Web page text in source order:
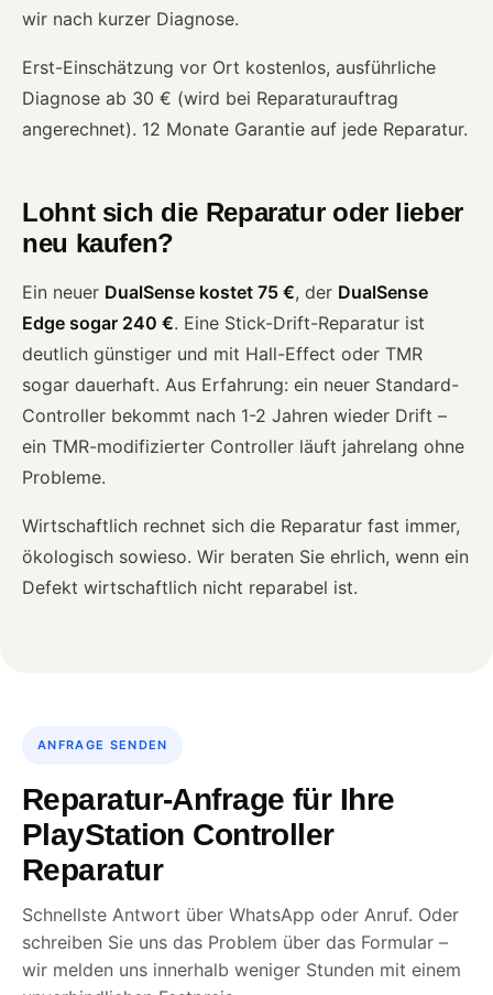
wir nach kurzer Diagnose.
Erst-Einschätzung vor Ort kostenlos, ausführliche
Diagnose ab 30 € (wird bei Reparaturauftrag
angerechnet). 12 Monate Garantie auf jede Reparatur.
Lohnt sich die Reparatur oder lieber
neu kaufen?
Ein neuer DualSense kostet 75 €, der DualSense
Edge sogar 240 €. Eine Stick-Drift-Reparatur ist
deutlich günstiger und mit Hall-Effect oder TMR
sogar dauerhaft. Aus Erfahrung: ein neuer Standard-
Controller bekommt nach 1-2 Jahren wieder Drift –
ein TMR-modifizierter Controller läuft jahrelang ohne
Probleme.
Wirtschaftlich rechnet sich die Reparatur fast immer,
ökologisch sowieso. Wir beraten Sie ehrlich, wenn ein
Defekt wirtschaftlich nicht reparabel ist.
ANFRAGE SENDEN
Reparatur-Anfrage für Ihre
PlayStation Controller
Reparatur
Schnellste Antwort über WhatsApp oder Anruf. Oder
schreiben Sie uns das Problem über das Formular –
wir melden uns innerhalb weniger Stunden mit einem